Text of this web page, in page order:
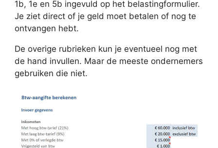
1b, 1e en 5b ingevuld op het belastingformulier.
Je ziet direct of je geld moet betalen of nog te
ontvangen hebt.
De overige rubrieken kun je eventueel nog met
de hand invullen. Maar de meeste ondernemers
gebruiken die niet.